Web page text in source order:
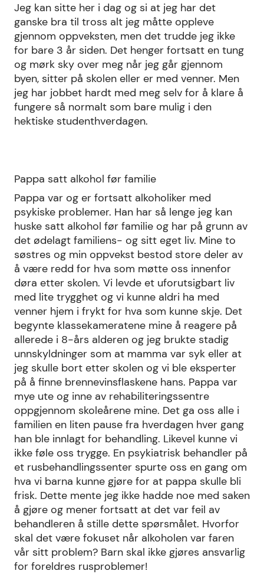
Jeg kan sitte her i dag og si at jeg har det
ganske bra til tross alt jeg måtte oppleve
gjennom oppveksten, men det trudde jeg ikke
for bare 3 år siden. Det henger fortsatt en tung
og mørk sky over meg når jeg går gjennom
byen, sitter på skolen eller er med venner. Men
jeg har jobbet hardt med meg selv for å klare å
fungere så normalt som bare mulig i den
hektiske studenthverdagen.
Pappa satt alkohol før familie
Pappa var og er fortsatt alkoholiker med
psykiske problemer. Han har så lenge jeg kan
huske satt alkohol før familie og har på grunn av
det ødelagt familiens- og sitt eget liv. Mine to
søstres og min oppvekst bestod store deler av
å være redd for hva som møtte oss innenfor
døra etter skolen. Vi levde et uforutsigbart liv
med lite trygghet og vi kunne aldri ha med
venner hjem i frykt for hva som kunne skje. Det
begynte klassekameratene mine å reagere på
allerede i 8-års alderen og jeg brukte stadig
unnskyldninger som at mamma var syk eller at
jeg skulle bort etter skolen og vi ble eksperter
på å finne brennevinsflaskene hans. Pappa var
mye ute og inne av rehabiliteringssentre
oppgjennom skoleårene mine. Det ga oss alle i
familien en liten pause fra hverdagen hver gang
han ble innlagt for behandling. Likevel kunne vi
ikke føle oss trygge. En psykiatrisk behandler på
et rusbehandlingssenter spurte oss en gang om
hva vi barna kunne gjøre for at pappa skulle bli
frisk. Dette mente jeg ikke hadde noe med saken
å gjøre og mener fortsatt at det var feil av
behandleren å stille dette spørsmålet. Hvorfor
skal det være fokuset når alkoholen var faren
vår sitt problem? Barn skal ikke gjøres ansvarlig
for foreldres rusproblemer!